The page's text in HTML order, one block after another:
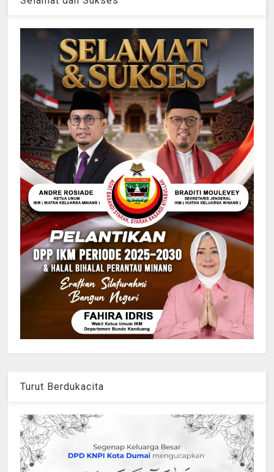
Turut Berdukacita